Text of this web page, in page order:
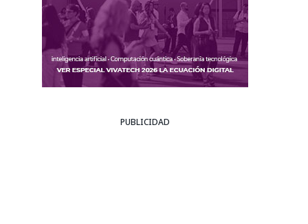
PUBLICIDAD